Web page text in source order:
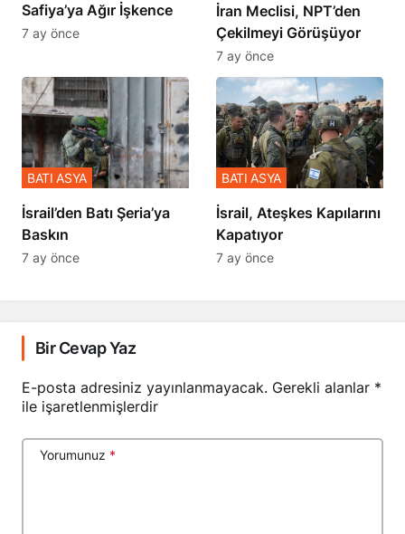
Safiya’ya Ağır İşkence
7 ay önce
İran Meclisi, NPT’den
Çekilmeyi Görüşüyor
7 ay önce
​​​​​​​İsrail’den Batı Şeria’ya
Baskın
BATI ASYA
7 ay önce
İsrail, Ateşkes Kapılarını
Kapatıyor
BATI ASYA
7 ay önce
Bir Cevap Yaz
E-posta adresiniz yayınlanmayacak. Gerekli alanlar *
ile işaretlenmişlerdir
Yorumunuz *